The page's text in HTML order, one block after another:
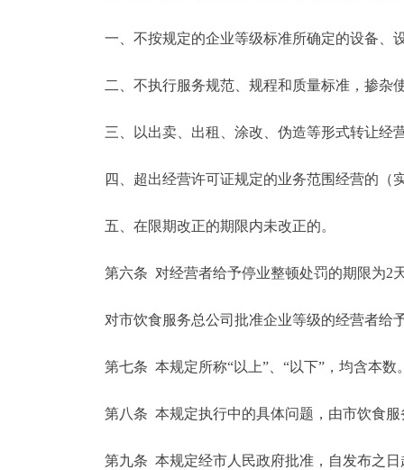
一、不按规定的企业等级标准所确定的设备、
二、不执行服务规范、规程和质量标准，掺杂
三、以出卖、出租、涂改、伪造等形式转让经
四、超出经营许可证规定的业务范围经营的（
五、在限期改正的期限内未改正的。
第六条 对经营者给予停业整顿处罚的期限为2
对市饮食服务总公司批准企业等级的经营者给
第七条 本规定所称“以上”、“以下”，均含本数
第八条 本规定执行中的具体问题，由市饮食服
第九条 本规定经市人民政府批准，自发布之日